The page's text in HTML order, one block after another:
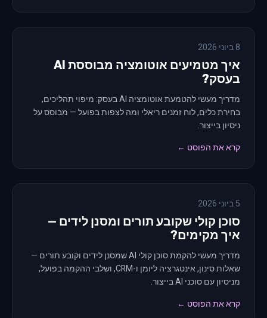
8 ביוני 2026
איך מטמיעים אוטומציה מבוססת AI
בעסק?
מדריך מעשי להטמעת אוטומציה AI בעסק: מיפוי תהליכים,
בחירת כלים, לוח זמנים ריאלי ומה לצפות בפועל — מבוסס על
ניסיון בייצור.
קרא את הפוסט ←
5 ביוני 2026
סוכן קולי שקובע תורים ומסנן לידים —
איך מקימים?
מדריך מעשי להקמת סוכן קולי AI שמסנן לידים וקובע תורים —
שאלות סינון, אינטגרציה ליומן ו-CRM, ושלבי ההקמה בפועל,
מניסיון עם סוכני AI בייצור.
קרא את הפוסט ←